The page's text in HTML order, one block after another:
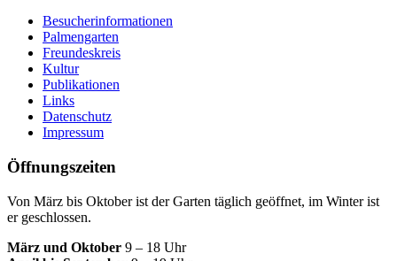
Besucherinformationen
Palmengarten
Freundeskreis
Kultur
Publikationen
Links
Datenschutz
Impressum
Öffnungszeiten
Von März bis Oktober ist der Garten täglich geöffnet, im Winter ist
er geschlossen.
März und Oktober 9 – 18 Uhr